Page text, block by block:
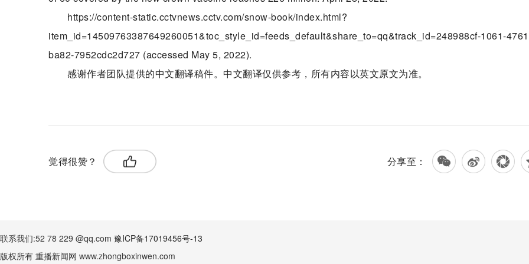
https://content-static.cctvnews.cctv.com/snow-book/index.html?
item_id=14509763387649260051&toc_style_id=feeds_default&share_to=qq&track_id=248988cf-1061-
ba82-7952cdc2d727 (accessed May 5, 2022).
感谢作者团队提供的中文翻译稿件。中文翻译仅供参考，所有内容以英文原文为准。
觉得很赞？ 分享至：
联系我们:52 78 229 @qq.com 豫ICP备17019456号-13
版权所有 重播新闻网 www.zhongboxinwen.com